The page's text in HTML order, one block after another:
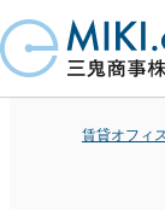
賃貸オフィ